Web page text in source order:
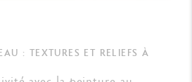
: TEXTURES ET RELIEFS À